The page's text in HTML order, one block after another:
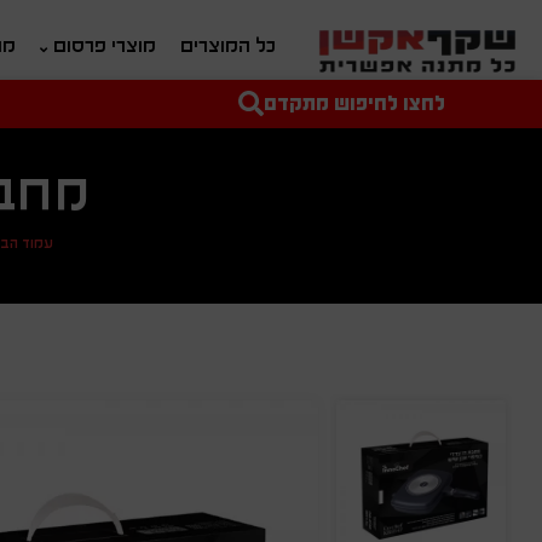
כל המוצרים מוצרי פרסום
טקסט חופשי לחיפוש מחיר מיני'לחצו לחיפוש מתקדם
עמוד